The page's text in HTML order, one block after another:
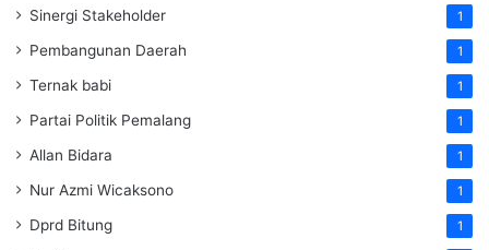
Sinergi Stakeholder 1
Pembangunan Daerah 1
Ternak babi 1
Partai Politik Pemalang 1
Allan Bidara 1
Nur Azmi Wicaksono 1
Dprd Bitung 1